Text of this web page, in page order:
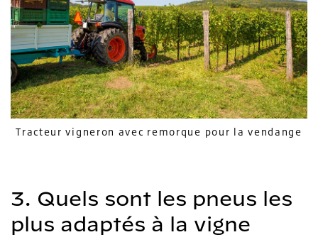
Tracteur vigneron avec remorque pour la vendange
3. Quels sont les pneus les
plus adaptés à la vigne